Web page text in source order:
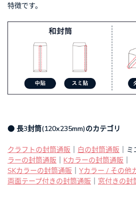
特徴です。
● 長3封筒(120x235mm)のカテゴリ
クラフトの封筒通販 白の封筒通販 ｜
ラーの封筒通販
Kカラーの封筒通販
SKカラーの封筒通販
Yカラー / その他
両面テープ付きの封筒通販
窓付きの封